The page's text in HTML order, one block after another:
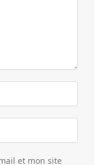
et mon site